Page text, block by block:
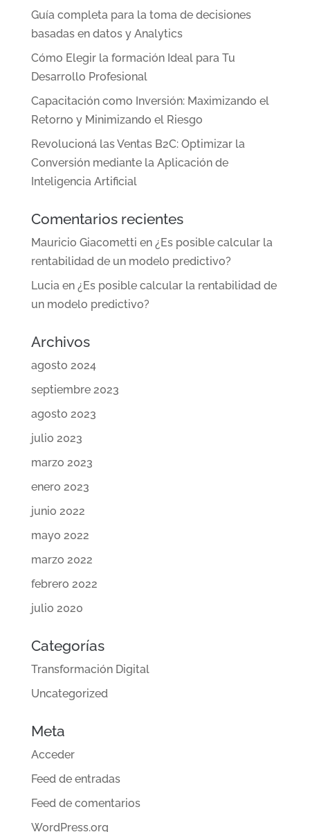
Guía completa para la toma de decisiones
basadas en datos y Analytics
Cómo Elegir la formación Ideal para Tu
Desarrollo Profesional
Capacitación como Inversión: Maximizando el
Retorno y Minimizando el Riesgo
Revolucioná las Ventas B2C: Optimizar la
Conversión mediante la Aplicación de
Inteligencia Artificial
Comentarios recientes
Mauricio Giacometti en ¿Es posible calcular la
rentabilidad de un modelo predictivo?
Lucia en ¿Es posible calcular la rentabilidad de
un modelo predictivo?
Archivos
agosto 2024
septiembre 2023
agosto 2023
julio 2023
marzo 2023
enero 2023
junio 2022
mayo 2022
marzo 2022
febrero 2022
julio 2020
Categorías
Transformación Digital
Uncategorized
Meta
Acceder
Feed de entradas
Feed de comentarios
WordPress.org